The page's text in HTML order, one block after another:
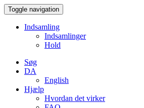
Toggle navigation
Indsamling
Indsamlinger
Hold
Søg
DA
English
Hjælp
Hvordan det virker